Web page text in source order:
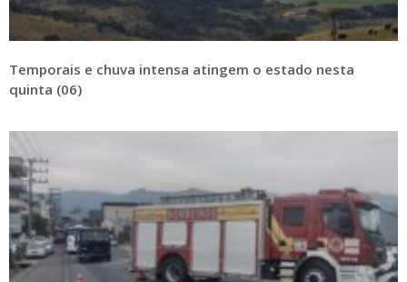
Temporais e chuva intensa atingem o estado nesta
quinta (06)